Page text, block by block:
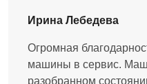
Ирина Лебедева
Огромная
машины в сервис.
разобранном